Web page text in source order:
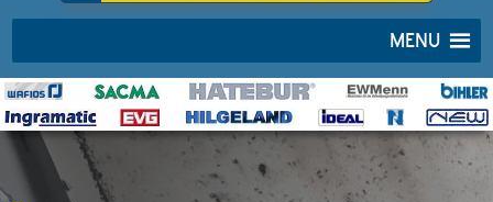
MENU